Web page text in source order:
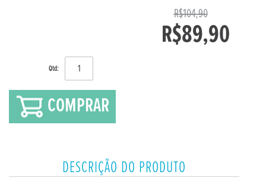
R$104,90
R$89,90
Qtd:
COMPRAR
DESCRIÇÃO DO PRODUTO